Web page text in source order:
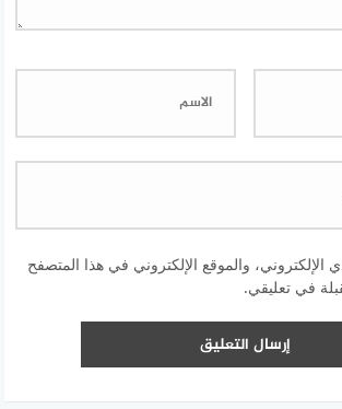
والموقع الإلكتروني في هذا المتصفح
في تعليقي.